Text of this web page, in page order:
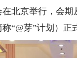
北京举行，会期
“@芽”计划）正